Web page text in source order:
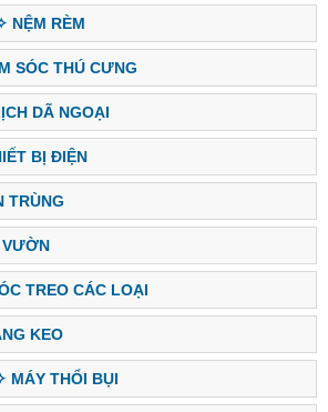
NỆM RÈM
SÓC THÚ CƯNG
DÃ NGOẠI
BỊ ĐIỆN
TRÙNG
VƯỜN
TREO CÁC LOẠI
KEO
MÁY THỔI BỤI